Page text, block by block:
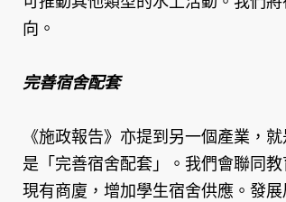
向。
完善宿舍配套
《施政報告》亦提到另一個產業，
是「完善宿舍配套」。我們會聯同
現有商廈，增加學生宿舍供應。發